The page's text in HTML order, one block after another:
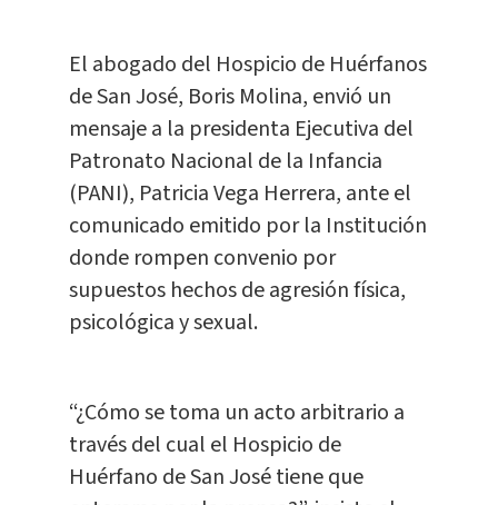
El abogado del Hospicio de Huérfanos
de San José, Boris Molina, envió un
mensaje a la presidenta Ejecutiva del
Patronato Nacional de la Infancia
(PANI), Patricia Vega Herrera, ante el
comunicado emitido por la Institución
donde rompen convenio por
supuestos hechos de agresión física,
psicológica y sexual.
“¿Cómo se toma un acto arbitrario a
través del cual el Hospicio de
Huérfano de San José tiene que